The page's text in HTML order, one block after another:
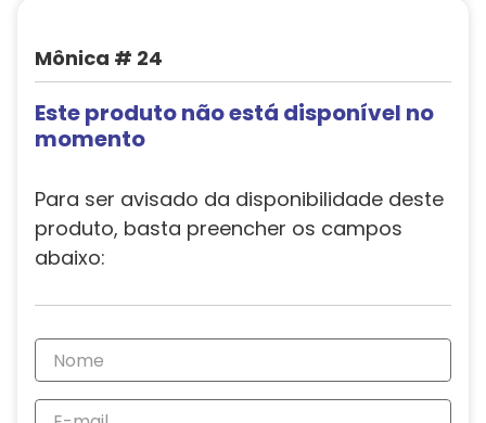
Mônica # 24
Este produto não está disponível no
momento
Para ser avisado da disponibilidade deste
produto, basta preencher os campos
abaixo: